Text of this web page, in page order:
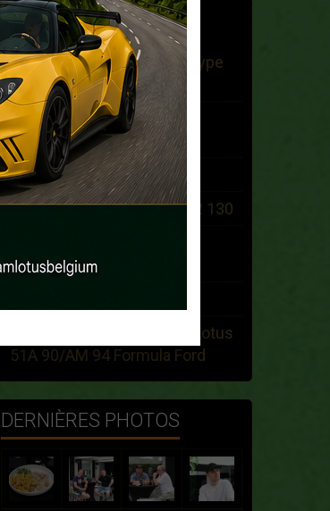
DERNIERS BILLETS
Lotus Elite 1960 et Lotus Type
31 à vendre
A la recherche d'une Lotus
pour un mariage
Vente Tiger Cat Seven
Search White 1974 ELan +2 130
1966
Recherche informations : Lotus
51A 90/AM 94 Formula Ford
DERNIÈRES PHOTOS